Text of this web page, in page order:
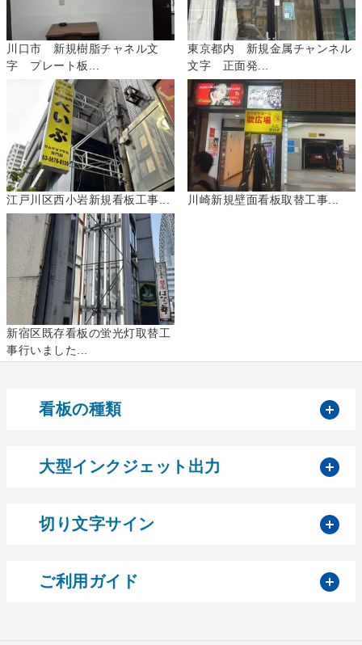
川口市 新規樹脂チャネル文
字 プレート板...
東京都内 新規金属チャンネル
文字 正面発...
江戸川区西小岩新規看板工事... 川崎新規壁面看板取替工事...
新宿区既存看板の蛍光灯取替工
事行いました...
看板の種類
大型インクジェット出力
切り文字サイン
ご利用ガイド